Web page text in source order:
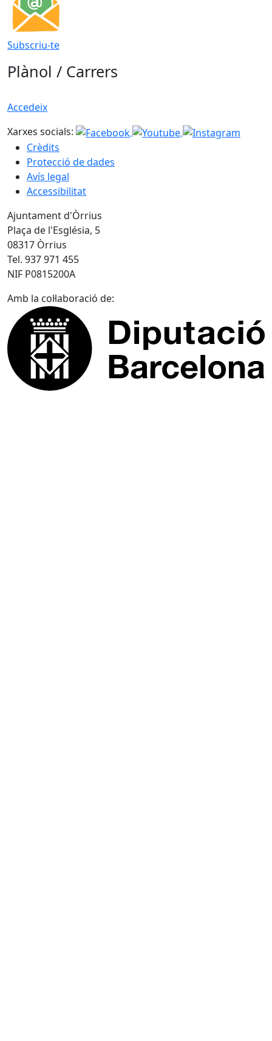
Subscriu-te
Plànol / Carrers
Accedeix
Xarxes socials:
Crèdits
Protecció de dades
Avís legal
Accessibilitat
Ajuntament d'Òrrius
Plaça de l'Església, 5
08317 Òrrius
Tel. 937 971 455
NIF P0815200A
Amb la col·laboració de: